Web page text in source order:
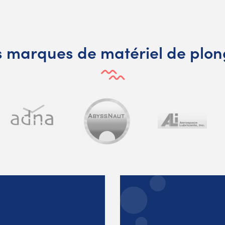
marques de matériel de